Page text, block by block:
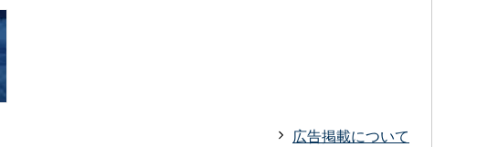
広告掲載について